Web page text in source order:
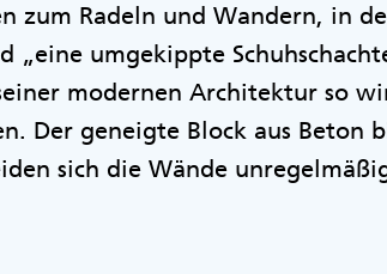
zum Radeln und Wandern, in
„eine umgekippte
modernen Architektur so
Der geneigte Block aus Beton
sich die Wände